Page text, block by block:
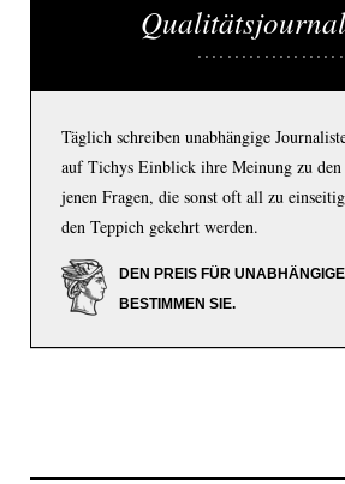
Täglich schreiben unabhängige
auf Tichys Einblick ihre Meinung zu
jenen Fragen, die sonst oft all zu
den Teppich gekehrt werden.
DEN PREIS FÜR
BESTIMMEN SIE.